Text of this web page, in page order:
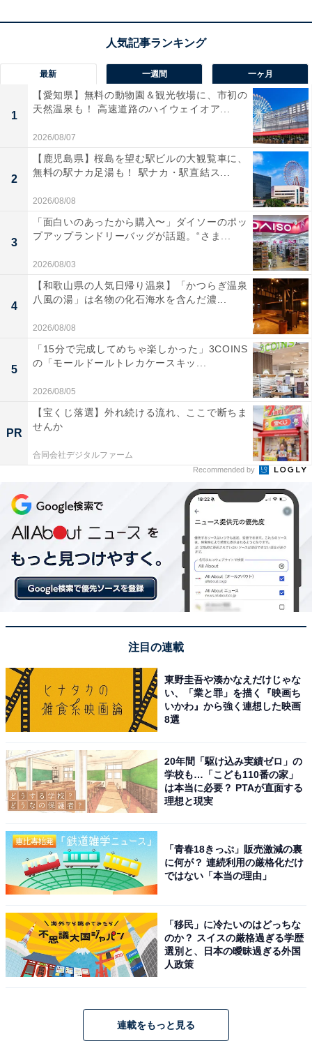
HiKOKI(ハイコーキ) 第2世代マルチボルト蓄電池 36V
2.5Ah/18V 5.0Ah 0037-9241 BSL36A18X
「自動で切り替わって便利」「耐久性が上がっ
た」。「BSL36A18X」に届いた口コミは？
実際に「HiKOKI 第2世代マルチボルト蓄電池
BSL36A18X」を使用するユーザーからは、どのような
声が届いているのでしょうか。インターネット上で目立
った声を抜粋して紹介します。
18Vの古い工具と新しい36Vの工具の両方に使え
て、自動で電圧が切り替わるのが本当に便利です。
バッテリーを何種類も持ち歩く必要がなくなりまし
た。
第2世代になってから防滴性能がアップしたと聞い
て購入しましたが、タフな工事現場でも安心感が違
います。残量が見やすいのも非常に助かります。
パワーが落ちずに長持ちするので作業がサクサク進
みます。ハイコーキのコードレス工具を揃えている
す。
最新 一週間 一ヶ月
1
【愛知県】無料の動物園＆観光牧場に、市初の
天然温泉も！ 高速道路のハイウェイオア...
2026/08/07
2
【鹿児島県】桜島を望む駅ビルの大観覧車に、
無料の駅ナカ足湯も！ 駅ナカ・駅直結ス...
2026/08/08
3
「面白いのあったから購入〜」ダイソーのポッ
プアップランドリーバッグが話題。“さま...
2026/08/03
4
【和歌山県の人気日帰り温泉】「かつらぎ温泉
八風の湯」は名物の化石海水を含んだ濃...
2026/08/08
5
「15分で完成してめちゃ楽しかった」3COINS
の「モールドールトレカケースキッ...
2026/08/05
PR
【宝くじ落選】外れ続ける流れ、ここで断ちま
せんか
合同会社デジタルファーム
Recommended by
注目の連載
東野圭吾や湊かなえだけじゃな
い、「業と罪」を描く『映画ち
いかわ』から強く連想した映画
8選
20年間「駆け込み実績ゼロ」の
学校も…「こども110番の家」
は本当に必要？ PTAが直面する
理想と現実
「青春18きっぷ」販売激減の裏
に何が？ 連続利用の厳格化だけ
ではない「本当の理由」
「移民」に冷たいのはどっちな
のか？ スイスの厳格過ぎる学歴
選別と、日本の曖昧過ぎる外国
人政策
連載をもっと見る